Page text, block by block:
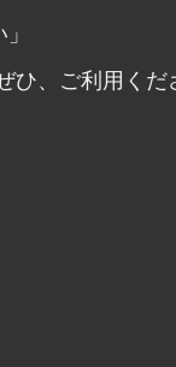
ひ、ご利用くだ